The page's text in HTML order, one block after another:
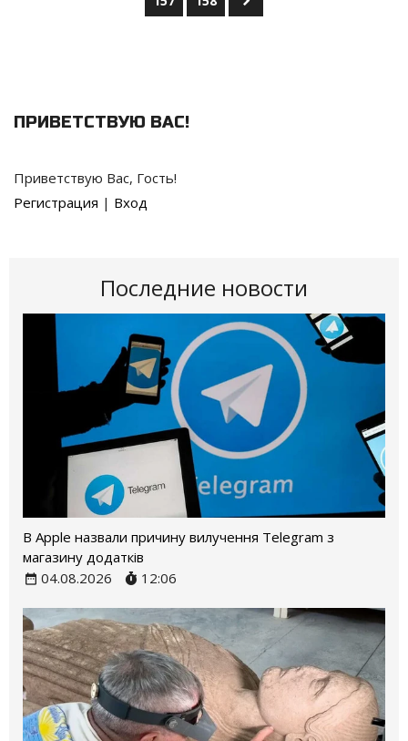
ПРИВЕТСТВУЮ ВАС!
Приветствую Вас, Гость!
Регистрация | Вход
Последние новости
В Apple назвали причину вилучення Telegram з
магазину додатків
04.08.2026
12:06